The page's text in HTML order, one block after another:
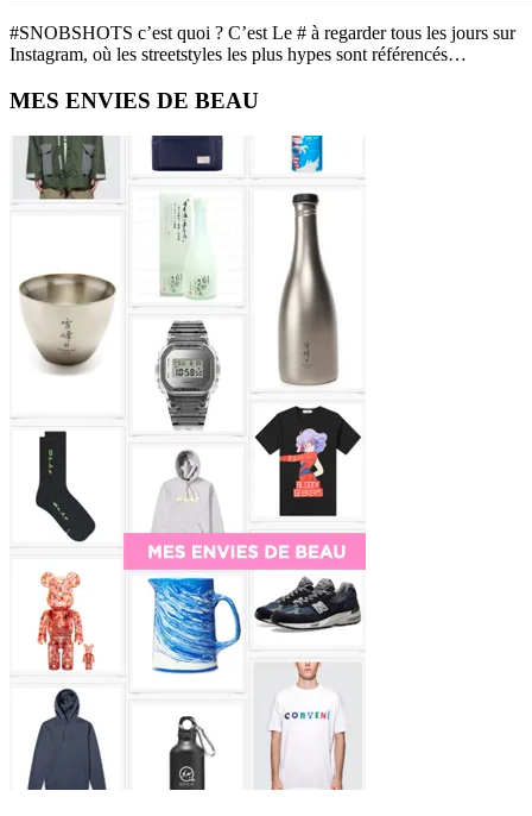
#SNOBSHOTS c’est quoi ? C’est Le # à regarder tous les jours sur
Instagram, où les streetstyles les plus hypes sont référencés…
Primary
Sidebar
MES ENVIES DE BEAU